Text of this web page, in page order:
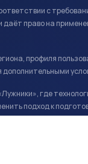
с
право на
профиля
дополнительными
где
подход к